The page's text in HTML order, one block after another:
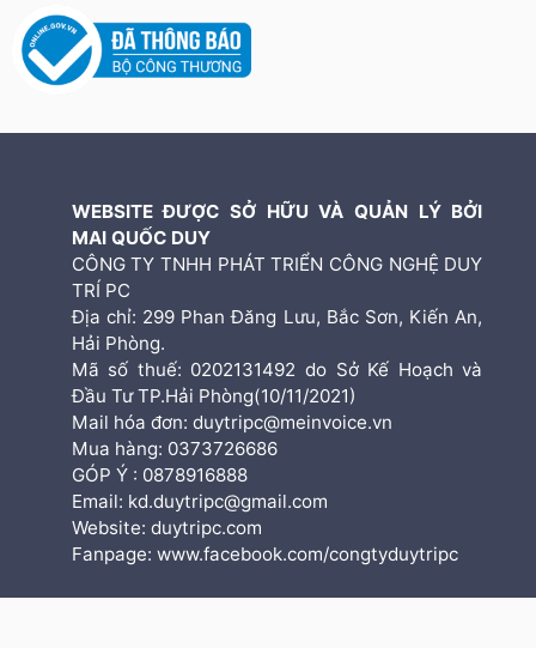
WEBSITE ĐƯỢC SỞ HỮU VÀ QUẢN LÝ BỞI
MAI QUỐC DUY
CÔNG TY TNHH PHÁT TRIỂN CÔNG NGHỆ DUY
TRÍ PC
Địa chỉ: 299 Phan Đăng Lưu, Bắc Sơn, Kiến An,
Hải Phòng.
Mã số thuế: 0202131492 do Sở Kế Hoạch và
Đầu Tư TP.Hải Phòng(10/11/2021)
Mail hóa đơn: duytripc@meinvoice.vn
Mua hàng: 0373726686
GÓP Ý : 0878916888
Email: kd.duytripc@gmail.com
Website: duytripc.com
Fanpage: www.facebook.com/congtyduytripc